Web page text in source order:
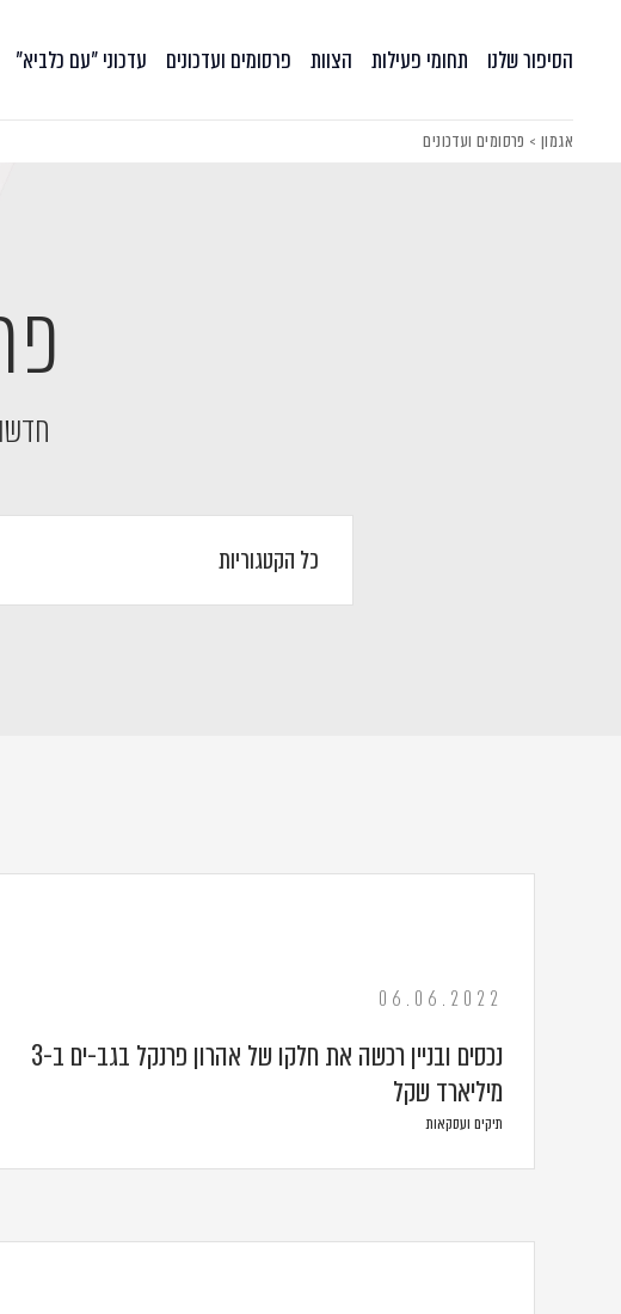
הסיפור שלנו תחומי פעילות הצוות פרסומים ועדכונים עדכוני ״עם כלביא״
אגמון > פרסומים ועדכונים
06.06.2022
נכסים ובניין רכשה את חלקו של אהרון פרנקל בגב-ים ב-3
מיליארד שקל
תיקים ועסקאות